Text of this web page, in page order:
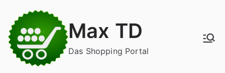
Inhalt
springen
Max TD
Das Shopping Portal